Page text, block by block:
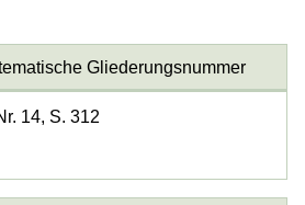
Gliederungsnummer
14, S. 312